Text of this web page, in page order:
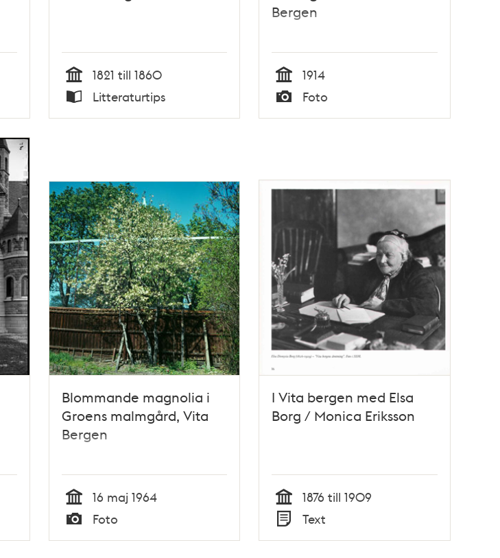
Tid
1821 till 1860
Typ
Litteraturtips
Bergen
Tid
1914
Typ
Foto
Blommande magnolia i
Groens malmgård, Vita
Bergen
Tid
16 maj 1964
Typ
Foto
I Vita bergen med Elsa
Borg / Monica Eriksson
Tid
1876 till 1909
Typ
Text